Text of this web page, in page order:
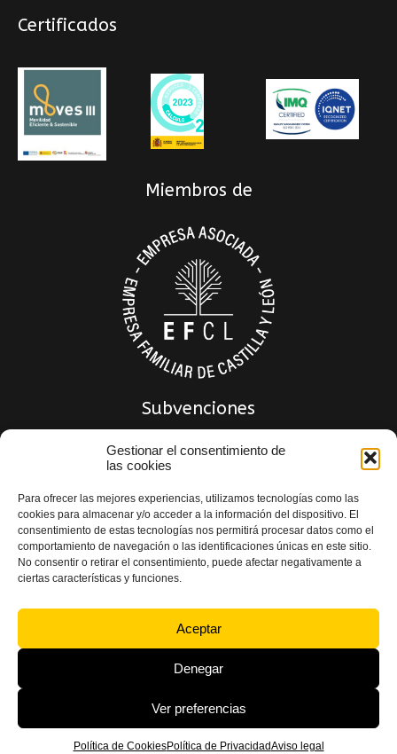
Gestionar el consentimiento de
las cookies
Para ofrecer las mejores experiencias, utilizamos tecnologías como las
cookies para almacenar y/o acceder a la información del dispositivo. El
consentimiento de estas tecnologías nos permitirá procesar datos como el
comportamiento de navegación o las identificaciones únicas en este sitio.
No consentir o retirar el consentimiento, puede afectar negativamente a
ciertas características y funciones.
Aceptar
Denegar
Ver preferencias
Política de CookiesPolítica de PrivacidadAviso legal
Certificados
Miembros de
Subvenciones
Declaración de accesibilidad
© 2024 Indemat S.L. Todos los derechos reservados – Desarrollado porToools